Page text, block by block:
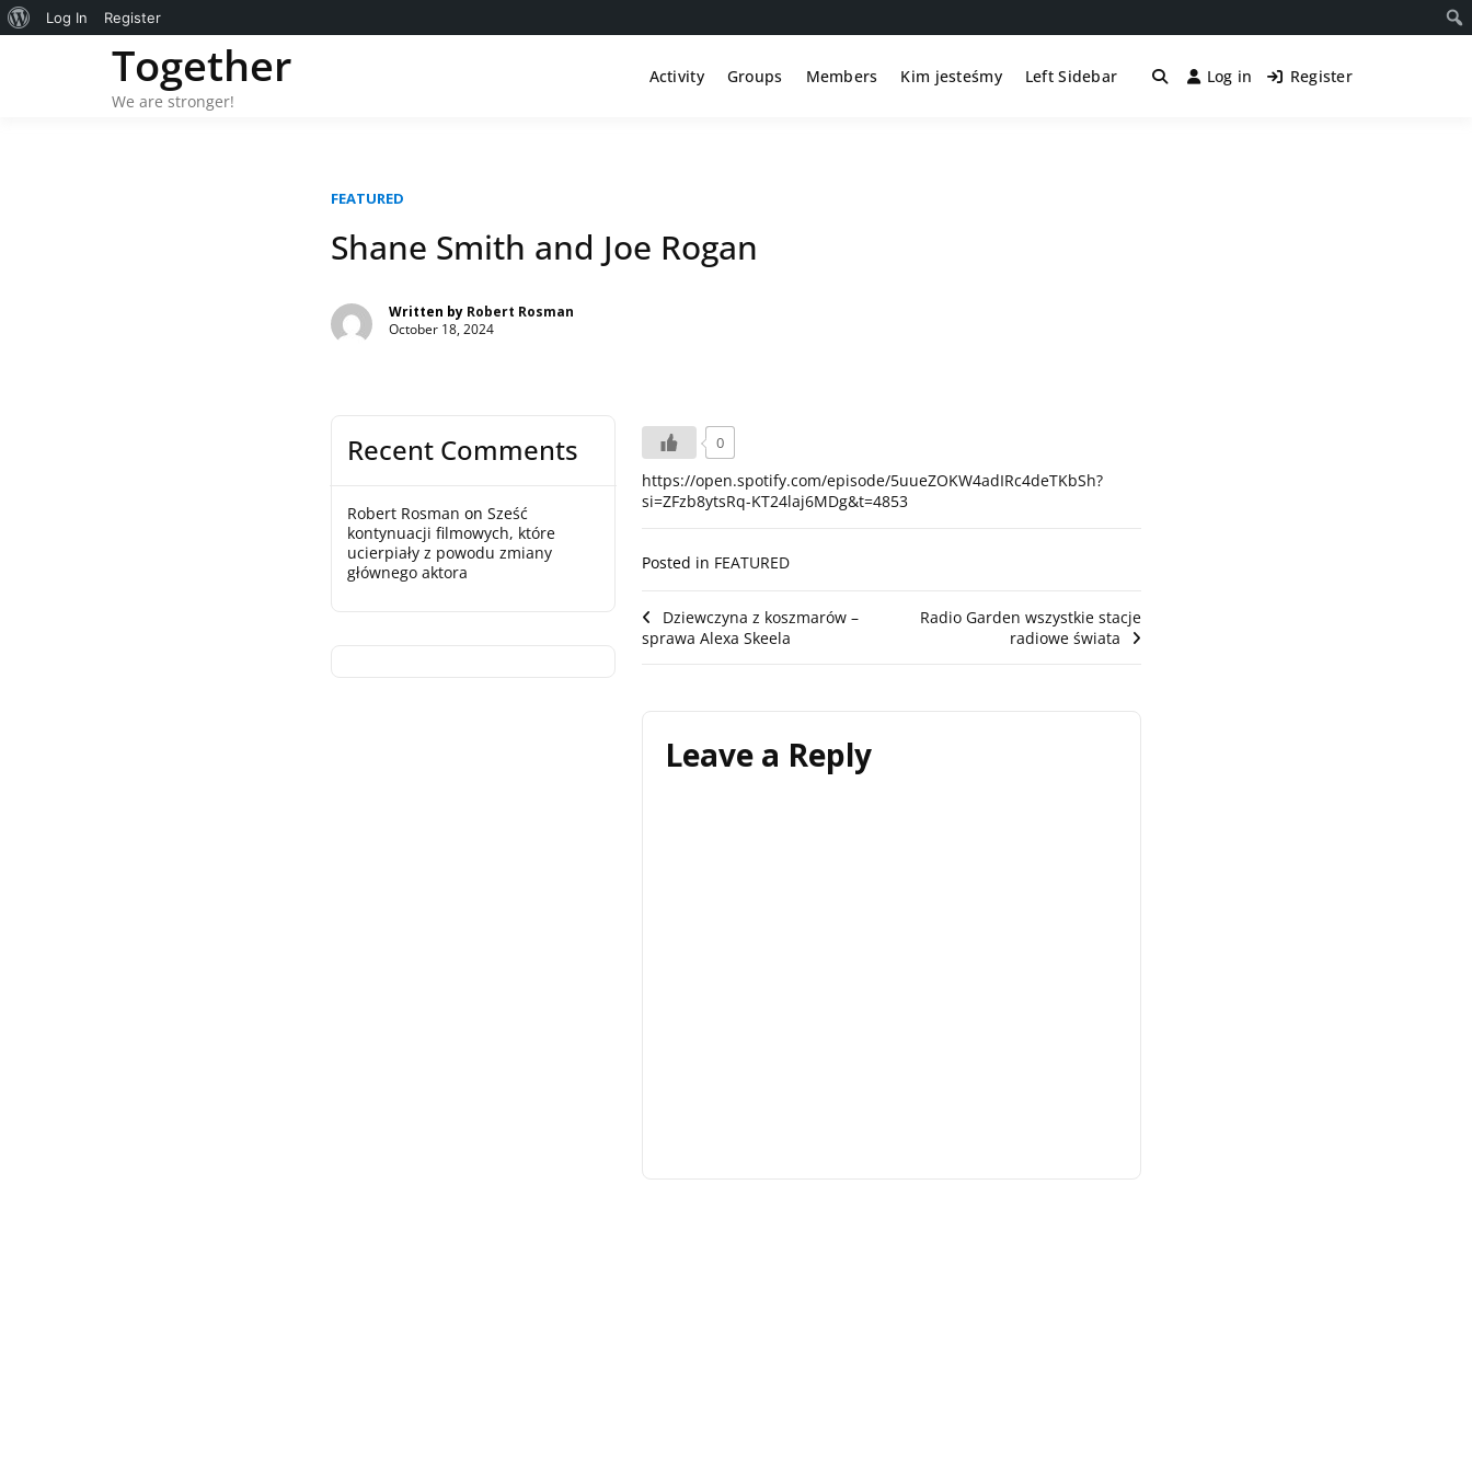
Together
We are stronger!
Activity Groups Members Kim jesteśmy Left Sidebar Log in Register
FEATURED
Shane Smith and Joe Rogan
Written by Robert Rosman
October 18, 2024
Recent Comments
Robert Rosman on Sześć
kontynuacji filmowych, które
ucierpiały z powodu zmiany
głównego aktora
0
https://open.spotify.com/episode/5uueZOKW4adIRc4deTKbSh?
si=ZFzb8ytsRq-KT24laj6MDg&t=4853
Posted in FEATURED
Post
navigation
Dziewczyna z koszmarów –
sprawa Alexa Skeela
Radio Garden wszystkie stacje
radiowe świata
Leave a Reply
About
Log In Register